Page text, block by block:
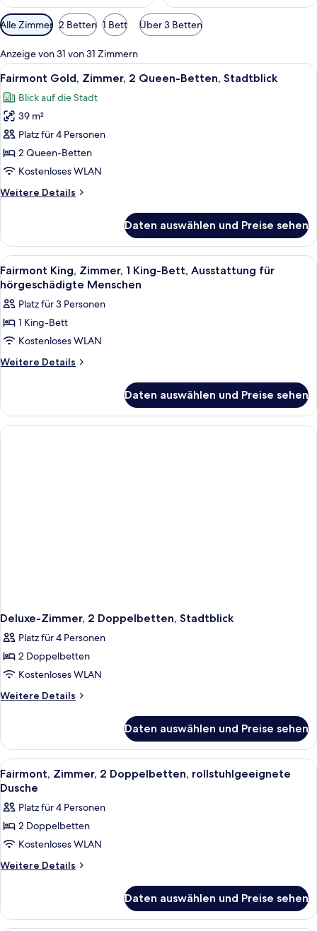
Verfügbare
Filter
für
Zimmer
Alle Zimmer 2 Betten 1 Bett Über 3 Betten
Anzeige von 31 von 31 Zimmern
Alle
Fotos
für
Fairmont
Gold,
Zimmer,
2 Queen-
Stadtblick
Ein Hotelzimmer mit zwei Betten,
6
Fairmont Gold, Zimmer, 2 Queen-Betten, Stadtblick
Blick auf die Stadt
39 m²
Platz für 4 Personen
2 Queen-Betten
Kostenloses WLAN
Weitere Details
Weitere
Gold,
Zimmer,
2 Queen-
Betten,
Stadtblick
Daten auswählen und Preise sehen
Alle
Fotos
Fairmont
King,
Zimmer,
1 King-
für
hörgeschädigte
Ein Hotelzimmer mit einem großen
2
Fairmont King, Zimmer, 1 King-Bett, Ausstattung für
hörgeschädigte Menschen
Platz für 3 Personen
1 King-Bett
Kostenloses WLAN
Weitere Details
Weitere
King,
Zimmer,
1 King-
Daten auswählen und Preise sehen
Deluxe-Zimmer, 2 Doppelbetten, Stadtblick
Platz für 4 Personen
2 Doppelbetten
Kostenloses WLAN
Weitere Details
Weitere
Zimmer,
2 Doppelbetten,
Stadtblick
Daten auswählen und Preise sehen
Alle
Fotos
Fairmont,
Zimmer,
2 Doppelbetten,
rollstuhlgeeignete
Ein Hotelzimmer mit Bett, Sessel,
1
Fairmont, Zimmer, 2 Doppelbetten, rollstuhlgeeignete
Dusche
Platz für 4 Personen
2 Doppelbetten
Kostenloses WLAN
Weitere Details
Weitere
Zimmer,
2 Doppelbetten,
Daten auswählen und Preise sehen